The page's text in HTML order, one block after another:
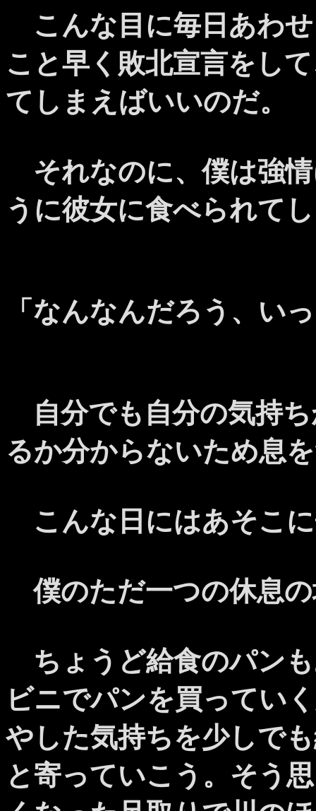
こんな目に毎日あわ
こと早く敗北宣言をし
てしまえばいいのだ。
それなのに、僕は強
うに彼女に食べられて
「なんなんだろう、い
自分でも自分の気持
るか分からないため息
こんな日にはあそこ
僕のただ一つの休息
ちょうど給食のパン
ビニでパンを買ってい
やした気持ちを少しで
と寄っていこう。そう